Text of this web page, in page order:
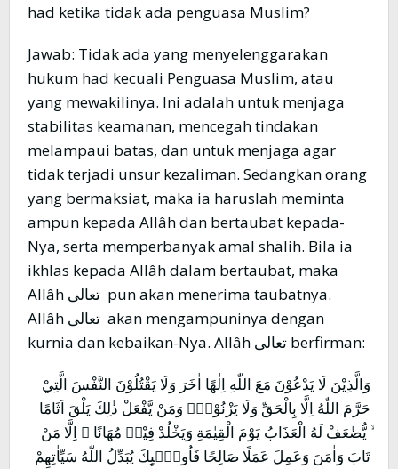
had ketika tidak ada penguasa Muslim?
Jawab: Tidak ada yang menyelenggarakan
hukum had kecuali Penguasa Muslim, atau
yang mewakilinya. Ini adalah untuk menjaga
stabilitas keamanan, mencegah tindakan
melampaui batas, dan untuk menjaga agar
tidak terjadi unsur kezaliman. Sedangkan orang
yang bermaksiat, maka ia haruslah meminta
ampun kepada Allâh dan bertaubat kepada-
Nya, serta memperbanyak amal shalih. Bila ia
ikhlas kepada Allâh dalam bertaubat, maka
Allâh تعالى pun akan menerima taubatnya.
Allâh تعالى akan mengampuninya dengan
kurnia dan kebaikan-Nya. Allâh تعالى berfirman:
وَالَّذِيْنَ لَا يَدْعُوْنَ مَعَ اللّٰهِ اِلٰهًا اٰخَرَ وَلَا يَقْتُلُوْنَ النَّفْسَ الَّتِيْ
حَرَّمَ اللّٰهُ اِلَّا بِالْحَقِّ وَلَا يَزْنُوْنَۚ وَمَنْ يَّفْعَلْ ذٰلِكَ يَلْقَ اَثَامًا
ۙ يُّضٰعَفْ لَهُ الْعَذَابُ يَوْمَ الْقِيٰمَةِ وَيَخْلُدْ فِيْهٖ مُهَانًا ۙ اِلَّا مَنْ
تَابَ وَاٰمَنَ وَعَمِلَ عَمَلًا صَالِحًا فَاُولٰۤىِٕكَ يُبَدِّلُ اللّٰهُ سَيِّاٰتِهِمْ